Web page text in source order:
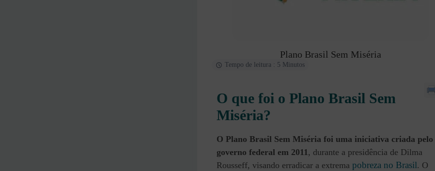
Plano Brasil Sem Miséria
Tempo de leitura : 5 Minutos
O que foi o Plano Brasil Sem
Miséria?
O Plano Brasil Sem Miséria foi uma iniciativa criada pelo
governo federal em 2011, durante a presidência de Dilma
Rousseff, visando erradicar a extrema pobreza no Brasil. O